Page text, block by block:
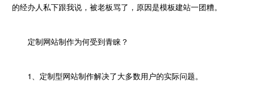
的经办人私下跟我说，被老板骂了，原因是模板建站一团糟。
定制网站制作为何受到青睐？
1、定制型网站制作解决了大多数用户的实际问题。